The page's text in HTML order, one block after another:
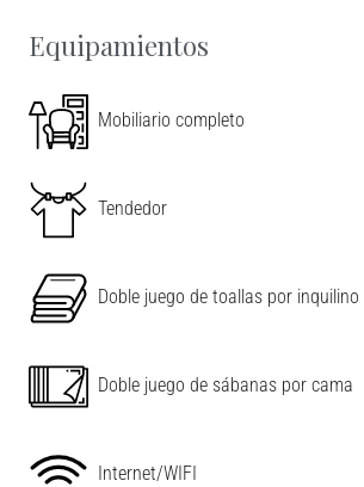
Equipamientos
Mobiliario completo
Tendedor
Doble juego de toallas por inquilino
Doble juego de sábanas por cama
Internet/WIFI